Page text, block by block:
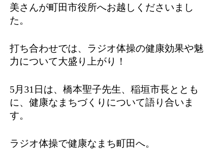
美さんが町田市役所へお越しくださいまし
た。
打ち合わせでは、ラジオ体操の健康効果や魅
力について大盛り上がり！
5月31日は、橋本聖子先生、稲垣市長ととも
に、健康なまちづくりについて語り合いま
す。
ラジオ体操で健康なまち町田へ。